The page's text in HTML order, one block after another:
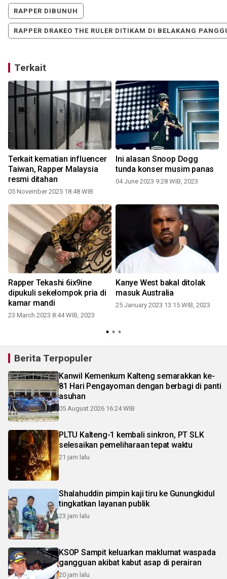
RAPPER DIBUNUH
RAPPER DRAKEO THE RULER DITIKAM DI BELAKANG
Terkait
Terkait kematian influencer
Taiwan, Rapper Malaysia
resmi ditahan
05 November 2025 18:48 WIB
Ini alasan Snoop Dogg
tunda konser musim panas
04 June 2023 9:28 WIB, 2023
Rapper Tekashi 6ix9ine
dipukuli sekelompok pria di
kamar mandi
23 March 2023 8:44 WIB, 2023
Kanye West bakal ditolak
masuk Australia
25 January 2023 13:15 WIB, 2023
Berita Terpopuler
Kanwil Kemenkum Kalteng semarakkan ke-
81 Hari Pengayoman dengan berbagi di panti
asuhan
05 August 2026 16:24 WIB
PLTU Kalteng-1 kembali sinkron, PT SLK
selesaikan pemeliharaan tepat waktu
21 jam lalu
Shalahuddin pimpin kaji tiru ke Gunungkidul
tingkatkan layanan publik
23 jam lalu
KSOP Sampit keluarkan maklumat waspada
gangguan akibat kabut asap di perairan
20 jam lalu